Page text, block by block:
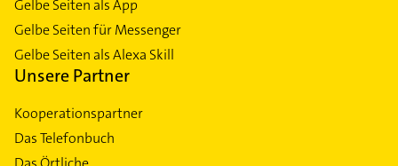
Gelbe Seiten als App
Gelbe Seiten für Messenger
Gelbe Seiten als Alexa Skill
Unsere Partner
Kooperationspartner
Das Telefonbuch